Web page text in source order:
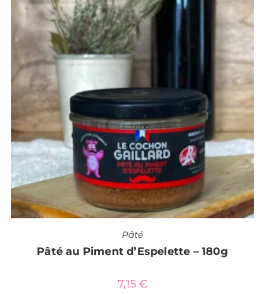
Pâté
Pâté au Piment d’Espelette – 180g
7,15 €